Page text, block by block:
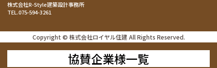
株式会社R-Style建築設計事務所
TEL.075-594-3261
Copyright © 株式会社ロイヤル住建 All Rights Reserved.
協賛企業様一覧